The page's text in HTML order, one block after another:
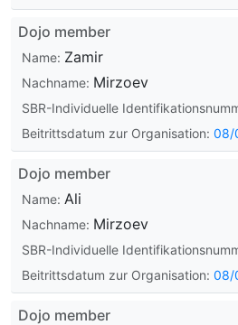
Dojo member
Name: Zamir
Nachname: Mirzoev
SBR-Individuelle
Beitrittsdatum zur Organisation: 08/
Dojo member
Name: Ali
Nachname: Mirzoev
SBR-Individuelle
Beitrittsdatum zur Organisation: 08/
Dojo member